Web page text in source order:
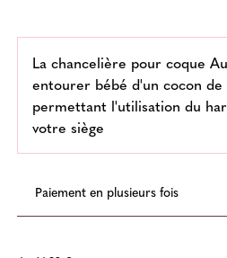
La chancelière pour coque
entourer bébé d'un cocon
permettant l'utilisation du
votre siège
Paiement en plusieurs fois